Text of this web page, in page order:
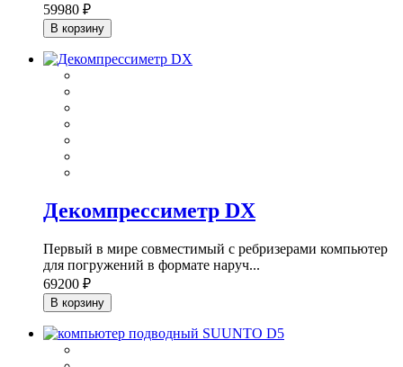
59980 ₽
В корзину
Декомпрессиметр DX
Первый в мире совместимый с ребризерами компьютер
для погружений в формате наруч...
69200 ₽
В корзину